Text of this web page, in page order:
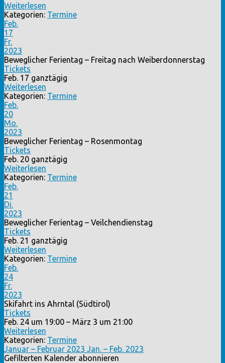
Weiterlesen
Kategorien: Termine
Feb.
17
Fr.
2023
Beweglicher Ferientag – Freitag nach Weiberdonnerstag
Tickets
Feb. 17 ganztägig
Weiterlesen
Kategorien: Termine
Feb.
20
Mo.
2023
Beweglicher Ferientag – Rosenmontag
Tickets
Feb. 20 ganztägig
Weiterlesen
Kategorien: Termine
Feb.
21
Di.
2023
Beweglicher Ferientag – Veilchendienstag
Tickets
Feb. 21 ganztägig
Weiterlesen
Kategorien: Termine
Feb.
24
Fr.
2023
Skifahrt ins Ahrntal (Südtirol)
Tickets
Feb. 24 um 19:00 – März 3 um 21:00
Weiterlesen
Kategorien: Termine
Januar – Februar 2023 Jan. – Feb. 2023
Gefilterten Kalender abonnieren